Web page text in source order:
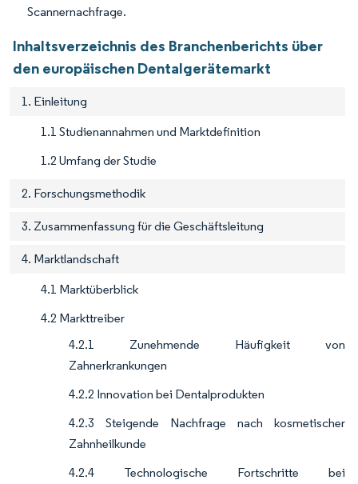
Scannernachfrage.
Inhaltsverzeichnis des Branchenberichts über
den europäischen Dentalgerätemarkt
1. Einleitung
1.1 Studienannahmen und Marktdefinition
1.2 Umfang der Studie
2. Forschungsmethodik
3. Zusammenfassung für die Geschäftsleitung
4. Marktlandschaft
4.1 Marktüberblick
4.2 Markttreiber
4.2.1 Zunehmende Häufigkeit von
Zahnerkrankungen
4.2.2 Innovation bei Dentalprodukten
4.2.3 Steigende Nachfrage nach kosmetischer
Zahnheilkunde
4.2.4 Technologische Fortschritte bei